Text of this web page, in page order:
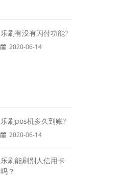
乐刷有没有闪付功能?
2020-06-14
乐刷pos机多久到账?
2020-06-14
乐刷能刷别人信用卡
吗？